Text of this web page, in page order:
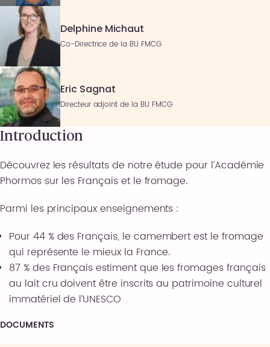
Introduction
Découvrez les résultats de notre étude pour l’Académie
Phormos sur les Français et le fromage.
Parmi les principaux enseignements :
Pour 44 % des Français, le camembert est le fromage
qui représente le mieux la France.
87 % des Français estiment que les fromages français
au lait cru doivent être inscrits au patrimoine culturel
immatériel de l’UNESCO
DOCUMENTS
Delphine Michaut
Co-Directrice de la BU FMCG
Eric Sagnat
Directeur adjoint de la BU FMCG